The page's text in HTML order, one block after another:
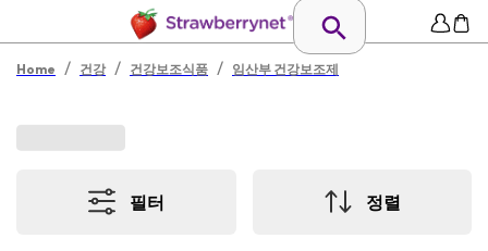
Home / 건강 / 건강보조식품 / 임산부 건강보조제
필터 정렬